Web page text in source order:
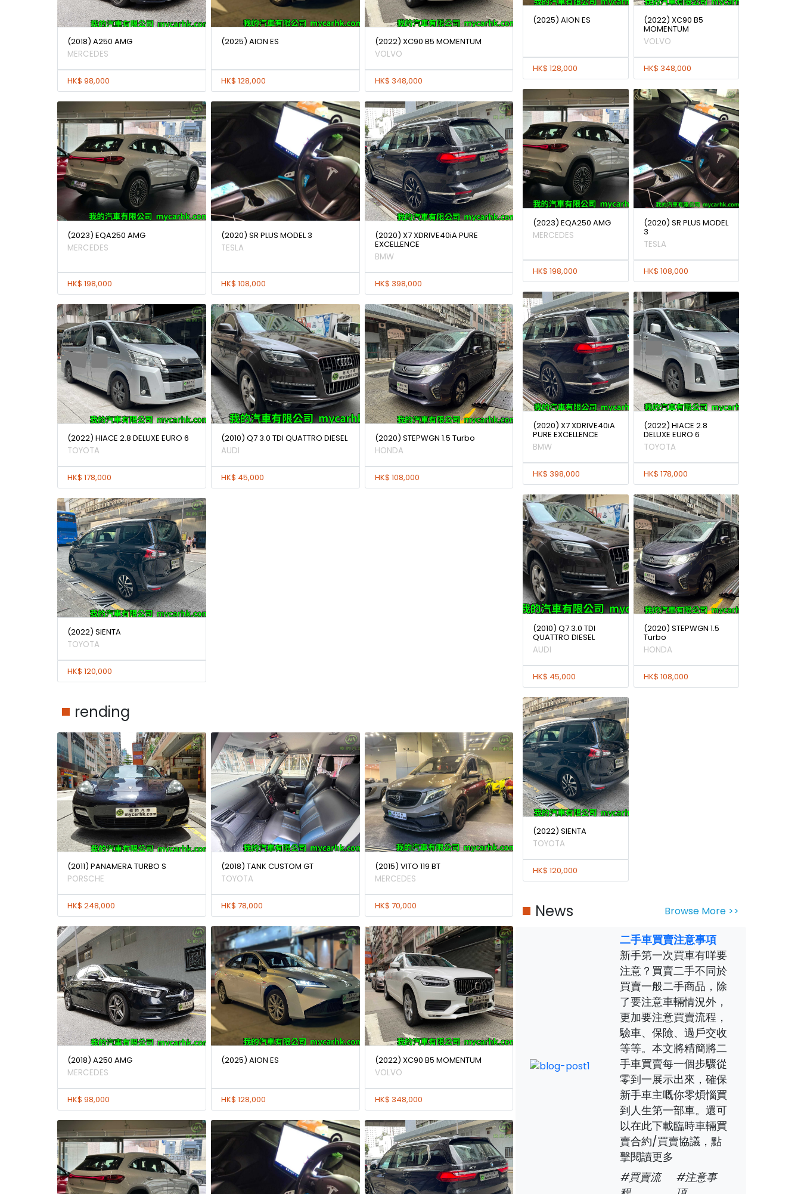
(2018) A250 AMG
MERCEDES
HK$ 98,000
(2025) AION ES
HK$ 128,000
(2022) XC90 B5 MOMENTUM
VOLVO
HK$ 348,000
(2023) EQA250 AMG
MERCEDES
HK$ 198,000
(2020) SR PLUS MODEL 3
TESLA
HK$ 108,000
(2020) X7 XDRIVE40iA PURE
EXCELLENCE
BMW
HK$ 398,000
(2022) HIACE 2.8 DELUXE EURO 6
TOYOTA
HK$ 178,000
(2010) Q7 3.0 TDI QUATTRO DIESEL
AUDI
HK$ 45,000
(2020) STEPWGN 1.5 Turbo
HONDA
HK$ 108,000
(2022) SIENTA
TOYOTA
HK$ 120,000
rending
(2011) PANAMERA TURBO S
PORSCHE
HK$ 248,000
(2018) TANK CUSTOM GT
TOYOTA
HK$ 78,000
(2015) VITO 119 BT
MERCEDES
HK$ 70,000
(2018) A250 AMG
MERCEDES
HK$ 98,000
(2025) AION ES
HK$ 128,000
(2022) XC90 B5 MOMENTUM
VOLVO
HK$ 348,000
(2025) AION ES
HK$ 128,000
(2022) XC90 B5
MOMENTUM
VOLVO
HK$ 348,000
(2023) EQA250 AMG
MERCEDES
HK$ 198,000
(2020) SR PLUS MODEL
3
TESLA
HK$ 108,000
(2020) X7 XDRIVE40iA
PURE EXCELLENCE
BMW
HK$ 398,000
(2022) HIACE 2.8
DELUXE EURO 6
TOYOTA
HK$ 178,000
(2010) Q7 3.0 TDI
QUATTRO DIESEL
AUDI
HK$ 45,000
(2020) STEPWGN 1.5
Turbo
HONDA
HK$ 108,000
(2022) SIENTA
TOYOTA
HK$ 120,000
News Browse More >>
二手車買賣注意事項
新手第一次買車有咩要
注意？買賣二手不同於
買賣一般二手商品，除
了要注意車輛情況外，
更加要注意買賣流程，
驗車、保險、過戶交收
等等。本文將精簡將二
手車買賣每一個步驟從
零到一展示出來，確保
新手車主嘅你零煩惱買
到人生第一部車。還可
以在此下載臨時車輛買
賣合約/買賣協議，點
擊閱讀更多
#買賣流
#注意事